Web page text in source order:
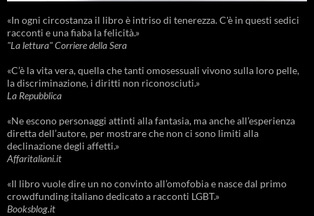
«In ogni circostanza il libro è intriso di tenerezza. C'è in questi sedici
racconti e una fiaba la felicità.»
"La lettura" Corriere della Sera
«C’è la vita vera, quella che tanti omosessuali vivono sulla loro pelle,
la discriminazione, i diritti non riconosciuti.»
La Repubblica
«Ne escono personaggi attinti alla fantasia, ma anche all’esperienza
diretta dell’autore, per mostrare che non ci sono limiti alla
declinazione degli affetti.»
Affaritaliani.it
«Il libro vuole dire un no convinto all’omofobia e nasce dal primo
crowdfunding italiano dedicato a racconti LGBT.»
Booksblog.it